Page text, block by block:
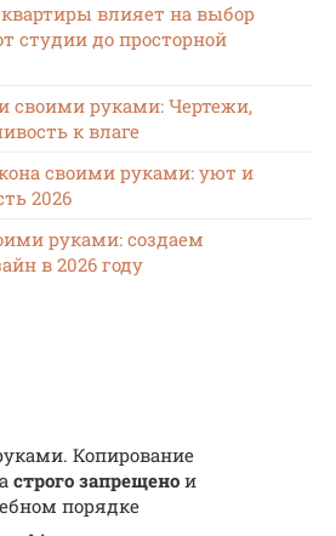
влияет на выбор
студии до просторной
своими руками: Чертежи,
к влаге
своими руками: уют и
2026
руками: создаем
в 2026 году
Копирование
строго запрещено и
порядке